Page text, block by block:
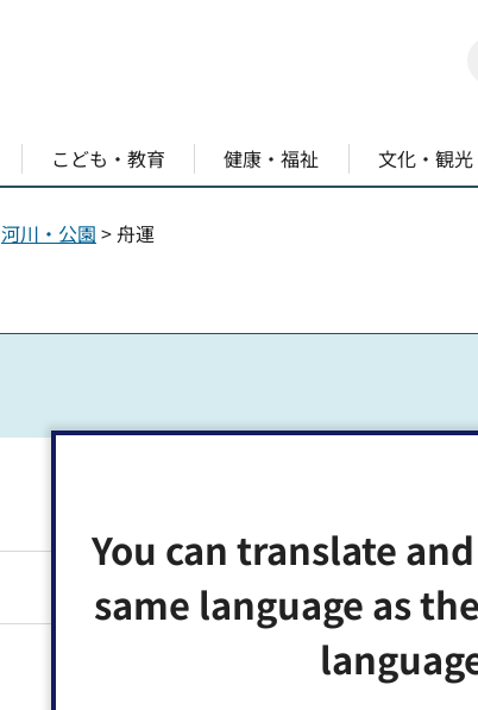
You can translate
same language as
こども・教育 健康・福祉 文化・観
河川・公園 > 舟運